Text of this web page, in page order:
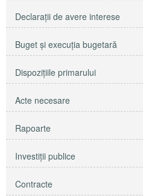
Declaraţii de avere interese
Buget şi execuţia bugetară
Dispoziţiile primarului
Acte necesare
Rapoarte
Investiţii publice
Contracte